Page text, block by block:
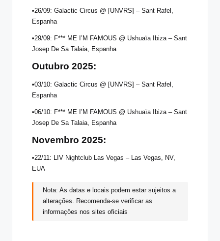
•26/09: Galactic Circus @ [UNVRS] – Sant Rafel,
Espanha
•29/09: F*** ME I’M FAMOUS @ Ushuaïa Ibiza – Sant
Josep De Sa Talaia, Espanha
Outubro 2025:
•03/10: Galactic Circus @ [UNVRS] – Sant Rafel,
Espanha
•06/10: F*** ME I’M FAMOUS @ Ushuaïa Ibiza – Sant
Josep De Sa Talaia, Espanha
Novembro 2025:
•22/11: LIV Nightclub Las Vegas – Las Vegas, NV,
EUA
Nota: As datas e locais podem estar sujeitos a
alterações. Recomenda-se verificar as
informações nos sites oficiais